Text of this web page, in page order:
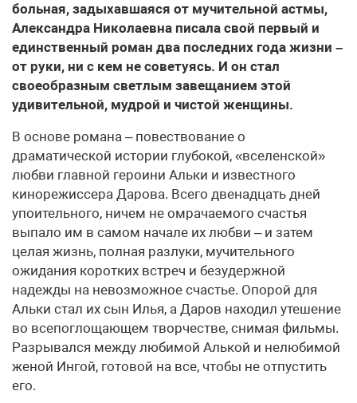
больная, задыхавшаяся от мучительной астмы,
Александра Николаевна писала свой первый и
единственный роман два последних года жизни –
от руки, ни с кем не советуясь. И он стал
своеобразным светлым завещанием этой
удивительной, мудрой и чистой женщины.
В основе романа – повествование о
драматической истории глубокой, «вселенской»
любви главной героини Альки и известного
кинорежиссера Дарова. Всего двенадцать дней
упоительного, ничем не омрачаемого счастья
выпало им в самом начале их любви – и затем
целая жизнь, полная разлуки, мучительного
ожидания коротких встреч и безудержной
надежды на невозможное счастье. Опорой для
Альки стал их сын Илья, а Даров находил утешение
во всепоглощающем творчестве, снимая фильмы.
Разрывался между любимой Алькой и нелюбимой
женой Ингой, готовой на все, чтобы не отпустить
его.